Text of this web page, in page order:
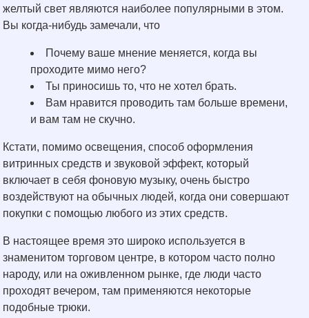
желтый свет являются наиболее популярными в этом.
Вы когда-нибудь замечали, что
Почему ваше мнение меняется, когда вы
проходите мимо него?
Ты приносишь то, что не хотел брать.
Вам нравится проводить там больше времени,
и вам там не скучно.
Кстати, помимо освещения, способ оформления
витринных средств и звуковой эффект, который
включает в себя фоновую музыку, очень быстро
воздействуют на обычных людей, когда они совершают
покупки с помощью любого из этих средств.
В настоящее время это широко используется в
знаменитом торговом центре, в котором часто полно
народу, или на оживленном рынке, где люди часто
проходят вечером, там применяются некоторые
подобные трюки.